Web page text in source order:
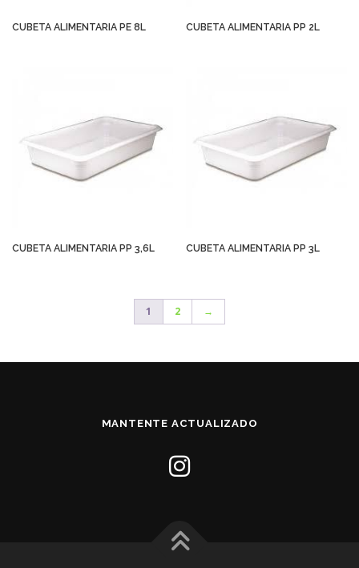
CUBETA ALIMENTARIA PE 8L CUBETA ALIMENTARIA PP 2L
CUBETA ALIMENTARIA PP 3,6L CUBETA ALIMENTARIA PP 3L
1 2 →
MANTENTE ACTUALIZADO